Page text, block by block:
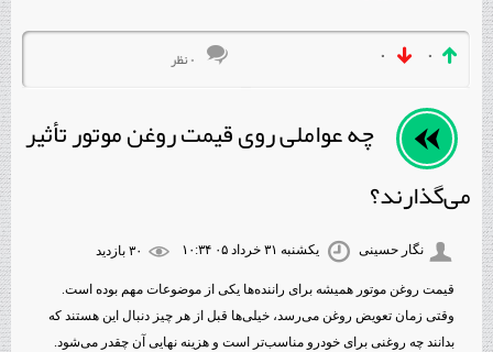
۰ ۰ ۰ نظر
چه عواملی روی قیمت روغن موتور تأثیر
می‌گذارند؟
نگار حسینی یکشنبه ۳۱ خرداد ۰۵ ۱۰:۳۴
قیمت روغن موتور همیشه برای راننده‌ها یکی از موضوعات مهم بوده است.
وقتی زمان تعویض روغن می‌رسد، خیلی‌ها قبل از هر چیز دنبال این هستند که
بدانند چه روغنی برای خودرو مناسب‌تر است و هزینه نهایی آن چقدر می‌شود.